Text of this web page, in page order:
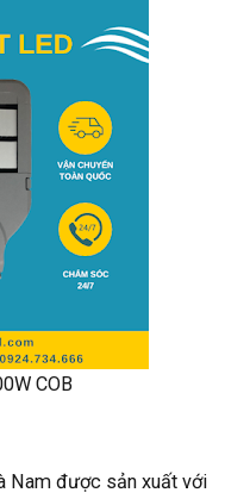
COB
Nam được sản xuất với